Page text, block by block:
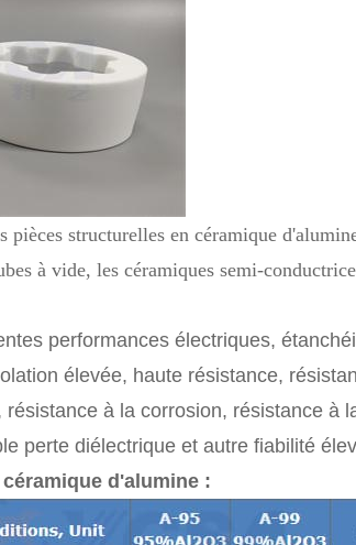
pièces structurelles en céramique
à vide, les céramiques semi-
performances électriques,
élevée, haute résistance,
à la corrosion, résistance à
perte diélectrique et autre fiabilité
d'alumine :